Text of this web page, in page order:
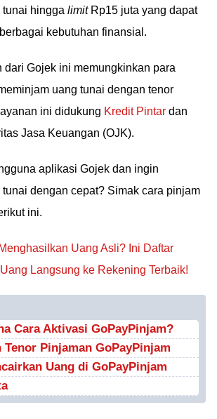
hingga limitRp15 juta yang dapat
kebutuhan finansial.
dari Gojek ini memungkinkan para
uang tunai dengan tenor
ini didukung Kredit Pintar dan
Jasa Keuangan (OJK).
aplikasi Gojek dan ingin
dengan cepat? Simak cara pinjam
ini.
Uang Asli? Ini Daftar
Langsung ke Rekening Terbaik!
Cara Aktivasi GoPayPinjam?
Pinjaman GoPayPinjam
Uang di GoPayPinjam